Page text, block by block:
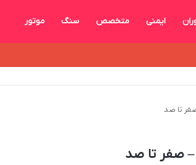
ایمنی متخصص سنگ موتور
تا صد
صفر تا صد